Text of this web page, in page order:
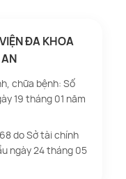
ĐA KHOA
chữa bệnh: Số
19 tháng 01 năm
do Sở tài chính
ngày 24 tháng 05